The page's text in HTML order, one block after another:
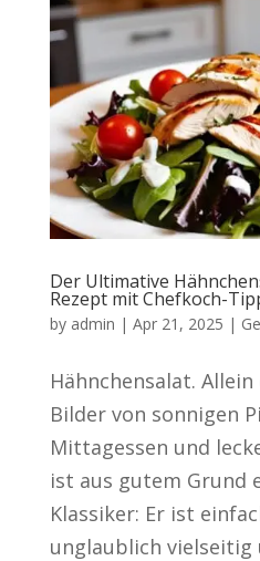
Der Ultimative
Rezept mit Chefkoch-
by admin | Apr 21, 2025 |
Hähnchensalat.
Bilder von sonnigen
Mittagessen und
ist aus gutem Grund
Klassiker: Er ist
unglaublich vielseitig